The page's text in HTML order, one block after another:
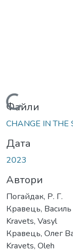
Вантажиться...
Файли
CHANGE IN THE
Дата
2023
Автори
Погайдак, Р. Г.
Кравець, Василь
Kravets, Vasyl
Кравець, Олег
Kravets, Oleh